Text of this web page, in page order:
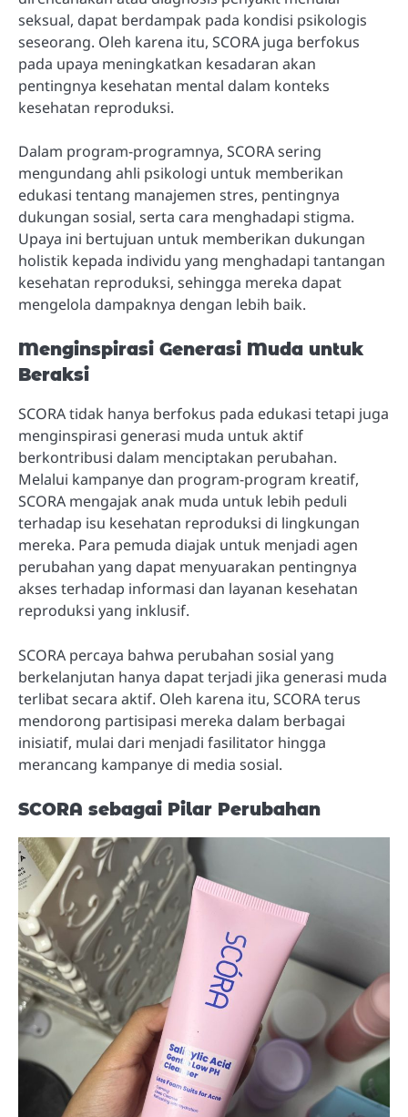
seksual, dapat berdampak pada kondisi psikologis
seseorang. Oleh karena itu, SCORA juga berfokus
pada upaya meningkatkan kesadaran akan
pentingnya kesehatan mental dalam konteks
kesehatan reproduksi.
Dalam program-programnya, SCORA sering
mengundang ahli psikologi untuk memberikan
edukasi tentang manajemen stres, pentingnya
dukungan sosial, serta cara menghadapi stigma.
Upaya ini bertujuan untuk memberikan dukungan
holistik kepada individu yang menghadapi tantangan
kesehatan reproduksi, sehingga mereka dapat
mengelola dampaknya dengan lebih baik.
Menginspirasi Generasi Muda untuk
Beraksi
SCORA tidak hanya berfokus pada edukasi tetapi juga
menginspirasi generasi muda untuk aktif
berkontribusi dalam menciptakan perubahan.
Melalui kampanye dan program-program kreatif,
SCORA mengajak anak muda untuk lebih peduli
terhadap isu kesehatan reproduksi di lingkungan
mereka. Para pemuda diajak untuk menjadi agen
perubahan yang dapat menyuarakan pentingnya
akses terhadap informasi dan layanan kesehatan
reproduksi yang inklusif.
SCORA percaya bahwa perubahan sosial yang
berkelanjutan hanya dapat terjadi jika generasi muda
terlibat secara aktif. Oleh karena itu, SCORA terus
mendorong partisipasi mereka dalam berbagai
inisiatif, mulai dari menjadi fasilitator hingga
merancang kampanye di media sosial.
SCORA sebagai Pilar Perubahan